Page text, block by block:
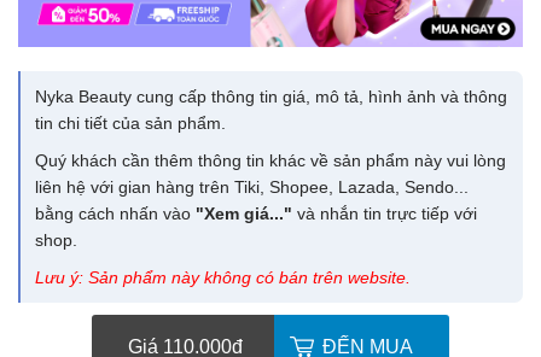
Nyka Beauty cung cấp thông tin giá, mô tả, hình ảnh và thông
tin chi tiết của sản phẩm.
Quý khách cần thêm thông tin khác về sản phẩm này vui lòng
liên hệ với gian hàng trên Tiki, Shopee, Lazada, Sendo...
bằng cách nhấn vào "Xem giá..." và nhắn tin trực tiếp với
shop.
Lưu ý: Sản phẩm này không có bán trên website.
Giá 110.000đ ĐẾN MUA